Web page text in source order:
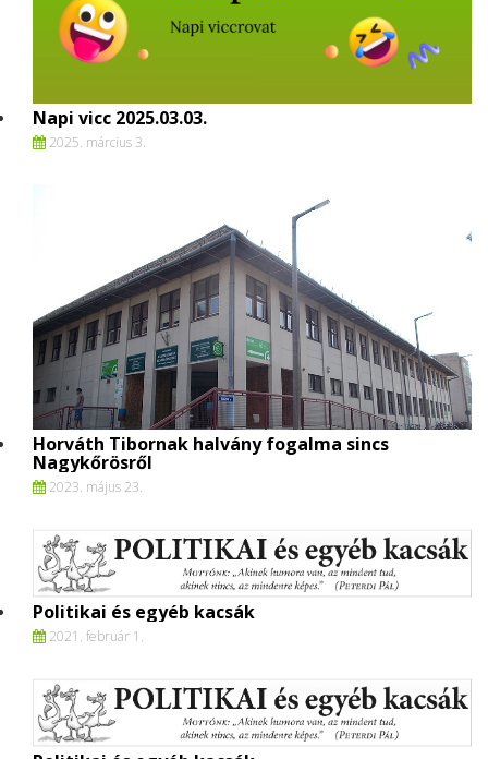
Napi vicc 2025.03.03.
2025. március 3.
Horváth Tibornak halvány fogalma sincs
Nagykőrösről
2023. május 23.
Politikai és egyéb kacsák
2021. február 1.